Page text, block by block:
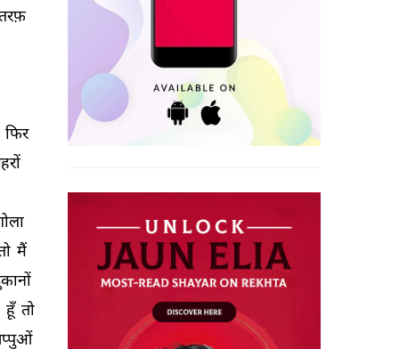
फिर
मैं
हूँ तो